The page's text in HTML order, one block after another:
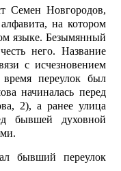
Семен Новгородов,
на котором
языке. Безымянный
него. Название
с исчезновением
переулок был
начиналась перед
2), а ранее улица
бывшей духовной
бывший переулок